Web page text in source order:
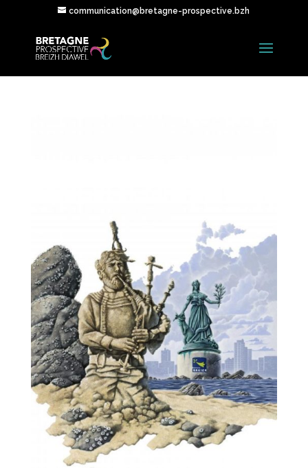
communication@bretagne-prospective.bzh